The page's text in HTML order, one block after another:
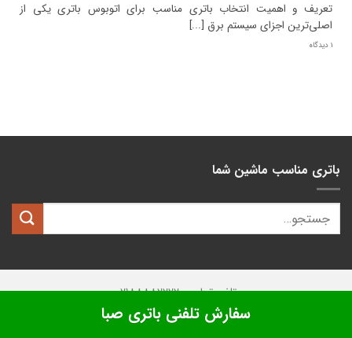
تعریف و اهمیت انتخاب باتری مناسب برای اتوبوس باتری یکی از
اصلی‌ترین اجزای سیستم برق [...]
1 دیدگاه
باتری مناسب ماشین شما
تلفن تماس: 02188882222
تمامی حقوق این وبسایت متعلق بهکیان باتری
سفارش تلفنی باتری صبا